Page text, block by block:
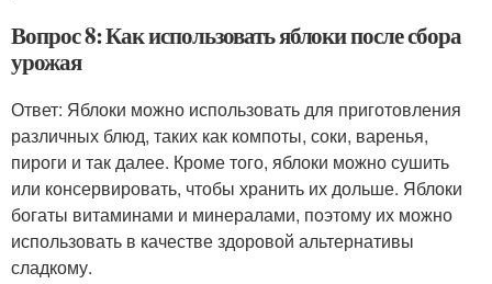
Вопрос 8: Как использовать яблоки после сбора
урожая
Ответ: Яблоки можно использовать для приготовления
различных блюд, таких как компоты, соки, варенья,
пироги и так далее. Кроме того, яблоки можно сушить
или консервировать, чтобы хранить их дольше. Яблоки
богаты витаминами и минералами, поэтому их можно
использовать в качестве здоровой альтернативы
сладкому.